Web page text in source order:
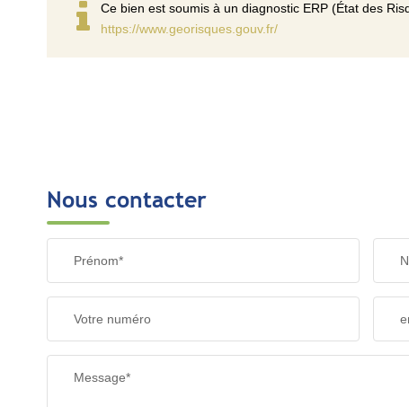
Ce bien est soumis à un diagnostic ERP (État des
https://www.georisques.gouv.fr/
Nous contacter
Prénom*
Votre numéro
Message*